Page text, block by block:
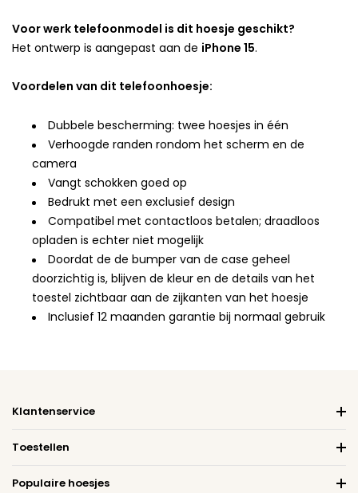
Voor werk telefoonmodel is dit hoesje geschikt?
Het ontwerp is aangepast aan de iPhone 15.
Voordelen van dit telefoonhoesje:
Dubbele bescherming: twee hoesjes in één
Verhoogde randen rondom het scherm en de
camera
Vangt schokken goed op
Bedrukt met een exclusief design
Compatibel met contactloos betalen; draadloos
opladen is echter niet mogelijk
Doordat de de bumper van de case geheel
doorzichtig is, blijven de kleur en de details van het
toestel zichtbaar aan de zijkanten van het hoesje
Inclusief 12 maanden garantie bij normaal gebruik
Klantenservice
Toestellen
Populaire hoesjes